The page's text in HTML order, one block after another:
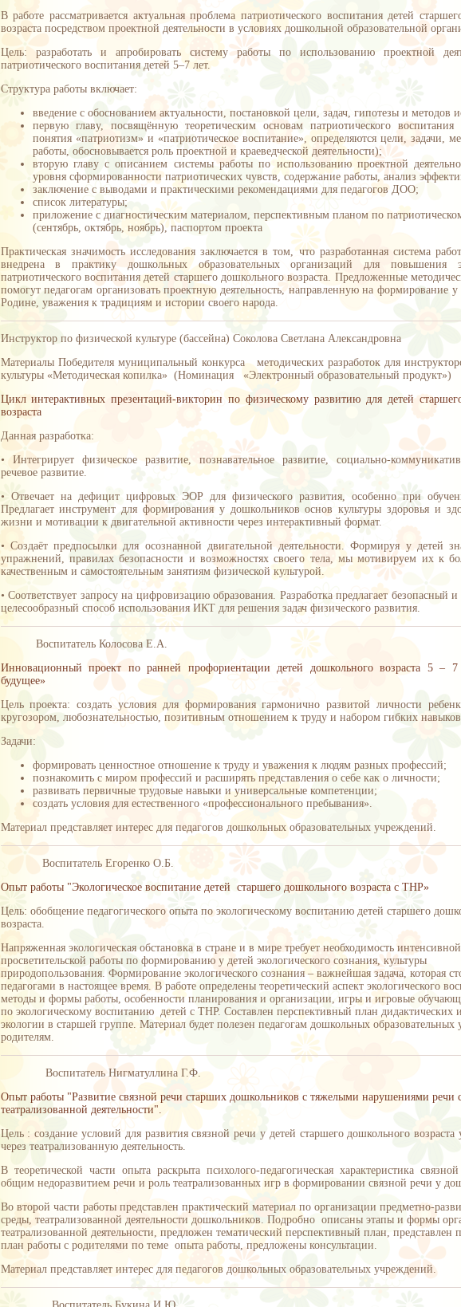
В работе рассматривается актуальная проблема патриотического воспитания детей
возраста посредством проектной деятельности в условиях дошкольной образовательной
Цель: разработать и апробировать систему работы по использованию проектной
патриотического воспитания детей 5–7 лет.
Структура работы включает:
введение с обоснованием актуальности, постановкой цели, задач, гипотезы и методов
первую главу, посвящённую теоретическим основам патриотического воспитания
понятия «патриотизм» и «патриотическое воспитание», определяются цели, задачи,
работы, обосновывается роль проектной и краеведческой деятельности);
вторую главу с описанием системы работы по использованию проектной
уровня сформированности патриотических чувств, содержание работы, анализ
заключение с выводами и практическими рекомендациями для педагогов ДОО;
список литературы;
приложение с диагностическим материалом, перспективным планом по
(сентябрь, октябрь, ноябрь), паспортом проекта
Практическая значимость исследования заключается в том, что разработанная система
внедрена в практику дошкольных образовательных организаций для повышения
патриотического воспитания детей старшего дошкольного возраста. Предложенные
помогут педагогам организовать проектную деятельность, направленную на формирование
Родине, уважения к традициям и истории своего народа.
Инструктор по физической культуре (бассейна) Соколова Светлана Александровна
Материалы Победителя муниципальный конкурса методических разработок для
культуры «Методическая копилка» (Номинация «Электронный образовательный продукт»)
Цикл интерактивных презентаций-викторин по физическому развитию для детей
возраста
Данная разработка:
• Интегрирует физическое развитие, познавательное развитие, социально-
речевое развитие.
• Отвечает на дефицит цифровых ЭОР для физического развития, особенно при
Предлагает инструмент для формирования у дошкольников основ культуры здоровья и
жизни и мотивации к двигательной активности через интерактивный формат.
• Создаёт предпосылки для осознанной двигательной деятельности. Формируя у детей
упражнений, правилах безопасности и возможностях своего тела, мы мотивируем их к
качественным и самостоятельным занятиям физической культурой.
• Соответствует запросу на цифровизацию образования. Разработка предлагает безопасный и
целесообразный способ использования ИКТ для решения задач физического развития.
Воспитатель Колосова Е.А.
Инновационный проект по ранней профориентации детей дошкольного возраста 5 –
будущее»
Цель проекта: создать условия для формирования гармонично развитой личности
кругозором, любознательностью, позитивным отношением к труду и набором гибких навыков
Задачи:
формировать ценностное отношение к труду и уважения к людям разных профессий;
познакомить с миром профессий и расширять представления о себе как о личности;
развивать первичные трудовые навыки и универсальные компетенции;
создать условия для естественного «профессионального пребывания».
Материал представляет интерес для педагогов дошкольных образовательных учреждений.
Воспитатель Егоренко О.Б.
Опыт работы "Экологическое воспитание детей старшего дошкольного возраста с ТНР»
Цель: обобщение педагогического опыта по экологическому воспитанию детей старшего
возраста.
Напряженная экологическая обстановка в стране и в мире требует необходимость интенсивной
просветительской работы по формированию у детей экологического сознания, культуры
природопользования. Формирование экологического сознания – важнейшая задача, которая
педагогами в настоящее время. В работе определены теоретический аспект экологического
методы и формы работы, особенности планирования и организации, игры и игровые
по экологическому воспитанию детей с ТНР. Составлен перспективный план дидактических
экологии в старшей группе. Материал будет полезен педагогам дошкольных
родителям.
Воспитатель Нигматуллина Г.Ф.
Опыт работы "Развитие связной речи старших дошкольников с тяжелыми нарушениями речи
театрализованной деятельности".
Цель : создание условий для развития связной речи у детей старшего дошкольного
через театрализованную деятельность.
В теоретической части опыта раскрыта психолого-педагогическая характеристика
общим недоразвитием речи и роль театрализованных игр в формировании связной речи у
Во второй части работы представлен практический материал по организации предметно-
среды, театрализованной деятельности дошкольников. Подробно описаны этапы и формы
театрализованной деятельности, предложен тематический перспективный план, представлен
план работы с родителями по теме опыта работы, предложены консультации.
Материал представляет интерес для педагогов дошкольных образовательных учреждений.